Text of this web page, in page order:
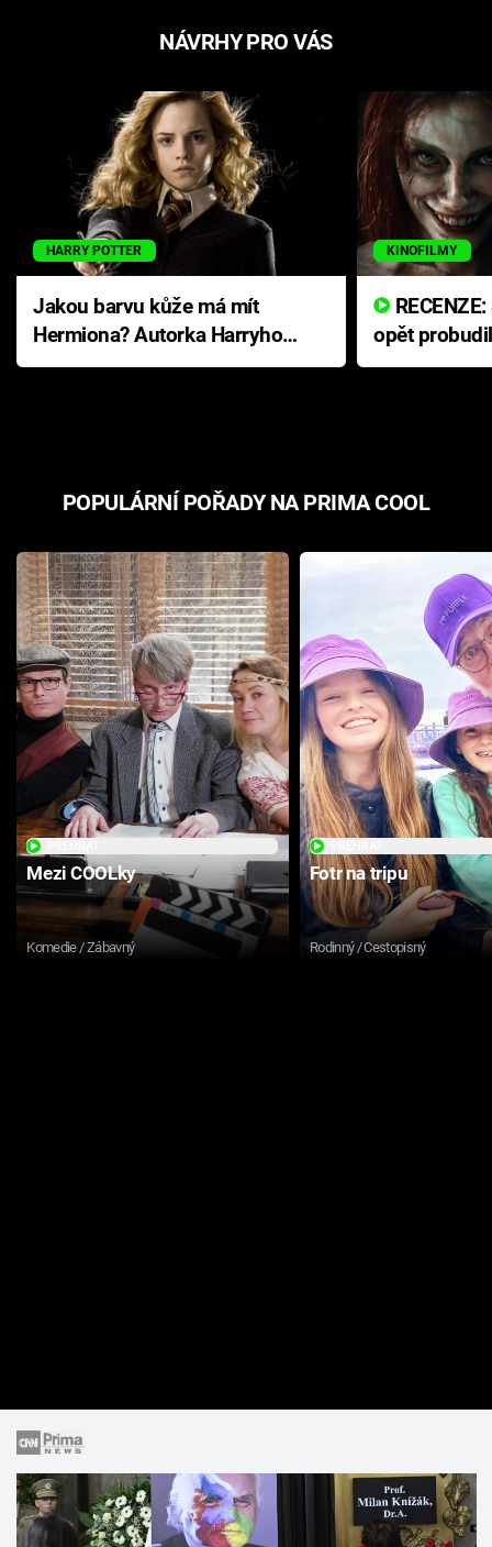
NÁVRHY PRO VÁS
HARRY POTTER
Jakou barvu kůže má mít
Hermiona? Autorka Harryho
Pottera přišla s ráznou
KINOFILMY
opět
přichází s
POPULÁRNÍ POŘADY NA PRIMA COOL
Mezi COOLky
Komedie / Zábavný
Fotr na tripu
Rodinný / Cestopisný